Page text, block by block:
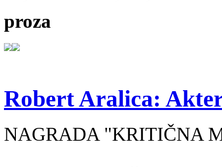
proza
Robert Aralica:
NAGRADA "KRITIČNA